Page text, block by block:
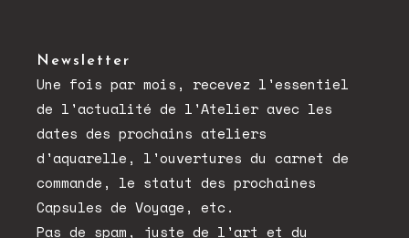
Newsletter
Une fois par mois, recevez l'essentiel
de l'actualité de l'Atelier avec les
dates des prochains ateliers
d'aquarelle, l'ouvertures du carnet de
commande, le statut des prochaines
Capsules de Voyage, etc.
Pas de spam, juste de l'art et du